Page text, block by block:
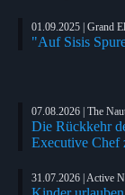
01.09.2025 | Grand
"Auf Sisis
07.08.2026 | The
Die Rückkehr
Executive Chef
31.07.2026 | Active